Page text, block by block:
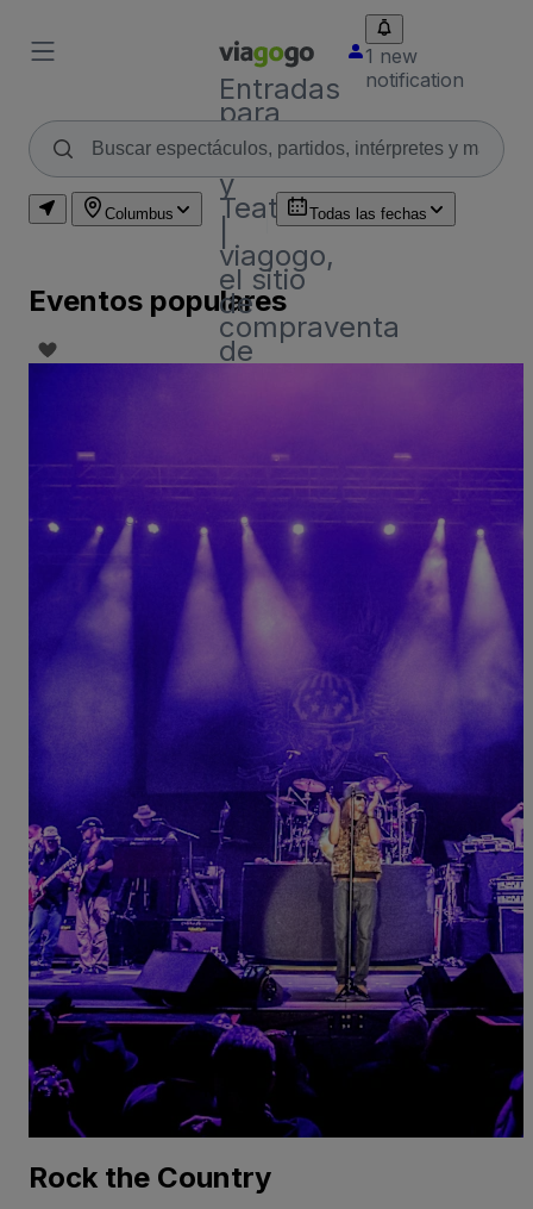
Entradas
para
Conciertos,
Deporte
y
Teatro
viagogo,
el sitio
de
compraventa
de
entradas
1 new
notification
Columbus Todas las fechas
Eventos populares
Rock the Country